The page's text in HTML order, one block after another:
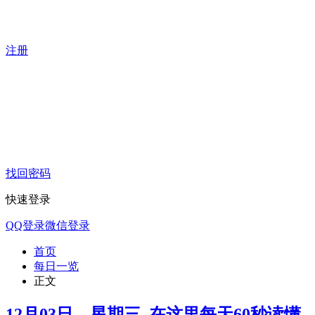
注册
找回密码
快速登录
QQ登录微信登录
首页
每日一览
正文